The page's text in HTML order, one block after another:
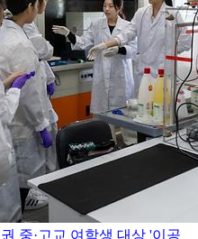
중·고교 여학생 대상 '이공